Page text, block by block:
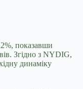
показавши
Згідно з NYDIG,
динаміку